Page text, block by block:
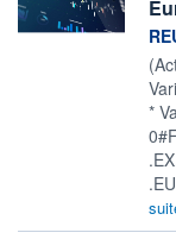
*